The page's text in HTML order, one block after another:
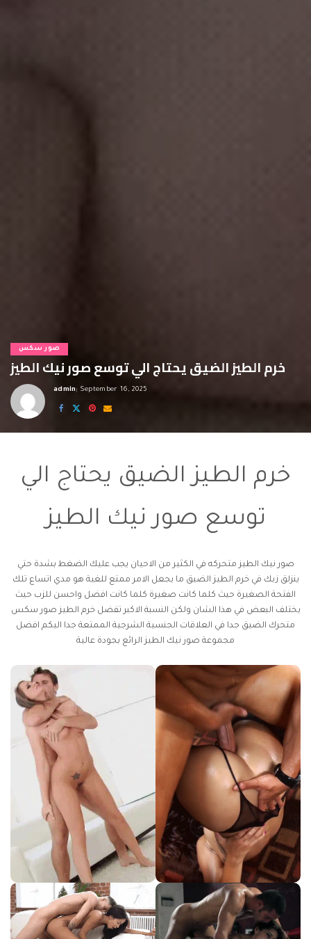
صور سكس
خرم الطيز الضيق يحتاج الي توسع صور نيك الطيز
Posted
by
admin September 16, 2025
خرم الطيز الضيق يحتاج الي
توسع صور نيك الطيز
صور نيك الطيز متحركه في الكثير من الاحيان يجب عليك الضغط بشدة حتي
ينزلق زبك في خرم الطيز الضيق ما يجعل الامر ممتع للغية هو مدي اتساع تلك
الفتحة الصغيرة حيث كلما كانت صغيرة كلما كانت افضل واحسن للزب حيث
يختلف البعض في هذا الشان ولكن النسبة الاكبر تفضل خرم الطيز صور سكس
متحرك الضيق جدا في العلاقات الجنسية الشرجية الممتعة جدا اليكم افضل
مجموعة صور نيك الطيز الرائع بجودة عالية